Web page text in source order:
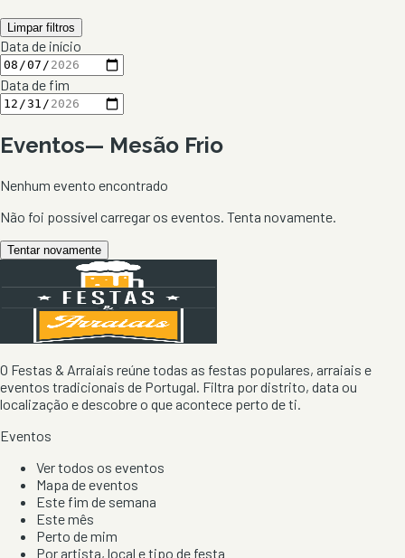
Limpar filtros
Data de início
Data de fim
Eventos— Mesão Frio
Nenhum evento encontrado
Não foi possível carregar os eventos. Tenta novamente.
Tentar novamente
O Festas & Arraiais reúne todas as festas populares, arraiais e
eventos tradicionais de Portugal. Filtra por distrito, data ou
localização e descobre o que acontece perto de ti.
Eventos
Ver todos os eventos
Mapa de eventos
Este fim de semana
Este mês
Perto de mim
Por artista, local e tipo de festa